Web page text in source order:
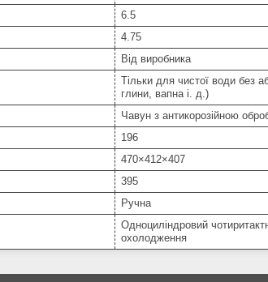
6.5
4.75
Від виробника
Тільки для чистої води без
глини, вапна і. д.)
Чавун з антикорозійною
196
470×412×407
395
Ручна
Одноциліндровий
охолодження